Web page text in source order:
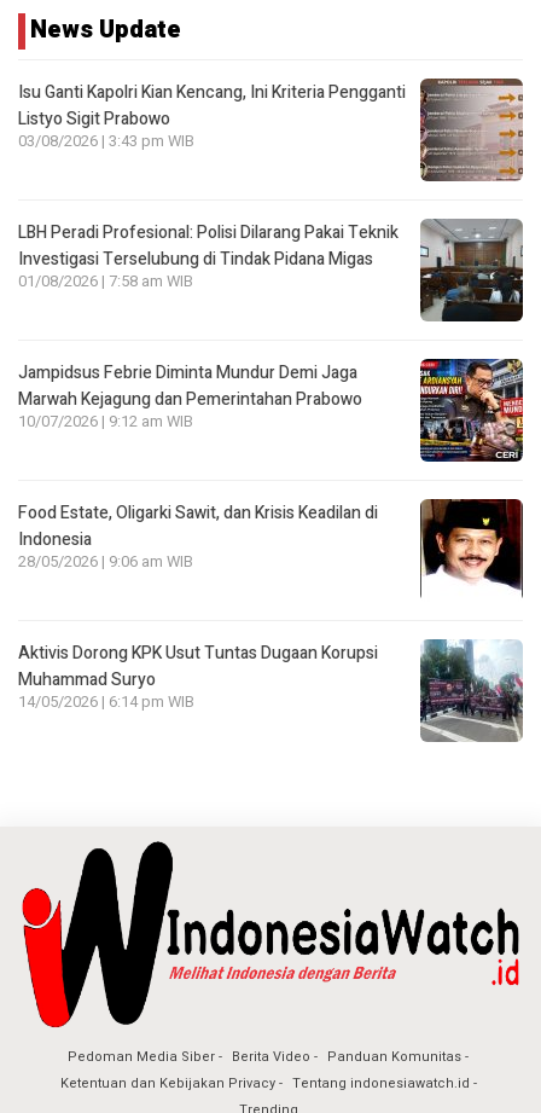
News Update
Isu Ganti Kapolri Kian Kencang, Ini Kriteria Pengganti
Listyo Sigit Prabowo
03/08/2026 | 3:43 pm WIB
LBH Peradi Profesional: Polisi Dilarang Pakai Teknik
Investigasi Terselubung di Tindak Pidana Migas
01/08/2026 | 7:58 am WIB
Jampidsus Febrie Diminta Mundur Demi Jaga
Marwah Kejagung dan Pemerintahan Prabowo
10/07/2026 | 9:12 am WIB
Food Estate, Oligarki Sawit, dan Krisis Keadilan di
Indonesia
28/05/2026 | 9:06 am WIB
Aktivis Dorong KPK Usut Tuntas Dugaan Korupsi
Muhammad Suryo
14/05/2026 | 6:14 pm WIB
Pedoman Media Siber Berita Video
Panduan Komunitas
Ketentuan dan Kebijakan Privacy
Tentang indonesiawatch.id